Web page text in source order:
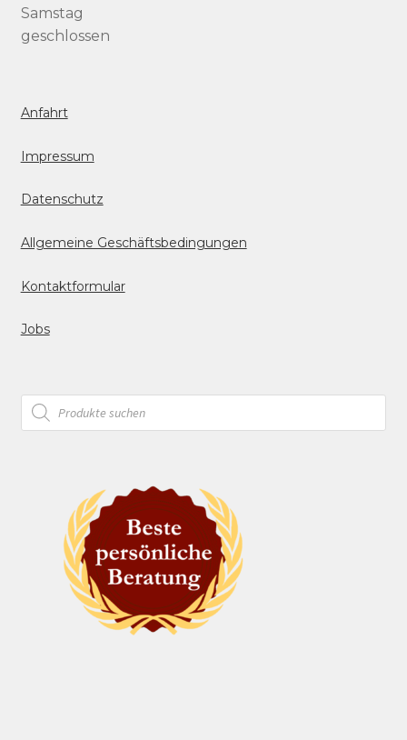
Samstag
geschlossen
Anfahrt
Impressum
Datenschutz
Allgemeine Geschäftsbedingungen
Kontaktformular
Jobs
Products
search